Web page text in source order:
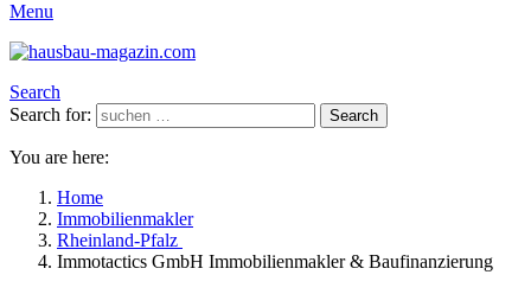
Menu
Search
Search for:
Search
You are here:
Home
Immobilienmakler
Rheinland-Pfalz
Immotactics GmbH Immobilienmakler & Baufinanzierung